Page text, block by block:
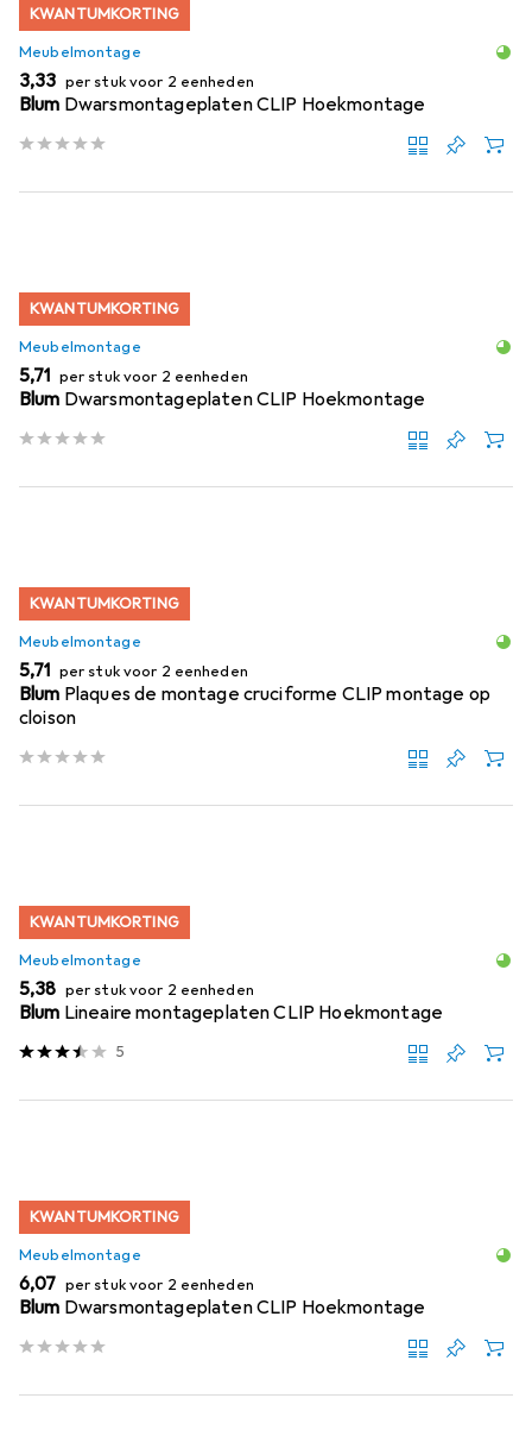
KWANTUMKORTING
Meubelmontage
EUR
3,33 per stuk voor 2 eenheden
Blum Dwarsmontageplaten CLIP Hoekmontage
KWANTUMKORTING
Meubelmontage
EUR
5,71 per stuk voor 2 eenheden
Blum Dwarsmontageplaten CLIP Hoekmontage
KWANTUMKORTING
Meubelmontage
EUR
5,71 per stuk voor 2 eenheden
Blum Plaques de montage cruciforme CLIP montage op
cloison
KWANTUMKORTING
Meubelmontage
EUR
5,38 per stuk voor 2 eenheden
Blum Lineaire montageplaten CLIP Hoekmontage
5
KWANTUMKORTING
Meubelmontage
EUR
6,07 per stuk voor 2 eenheden
Blum Dwarsmontageplaten CLIP Hoekmontage